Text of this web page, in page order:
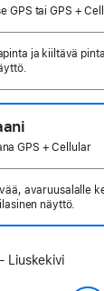
GPS tai GPS +
ja kiiltävä
GPS + Cellular
avaruusalalle
näyttö.
Liuske­kivi